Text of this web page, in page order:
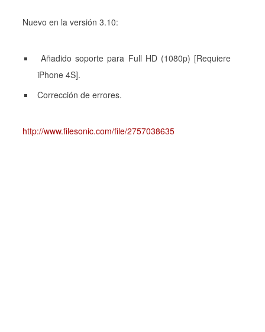
Nuevo en la versión 3.10:
Añadido soporte para Full HD (1080p) [Requiere
iPhone 4S].
Corrección de errores.
http://www.filesonic.com/file/2757038635